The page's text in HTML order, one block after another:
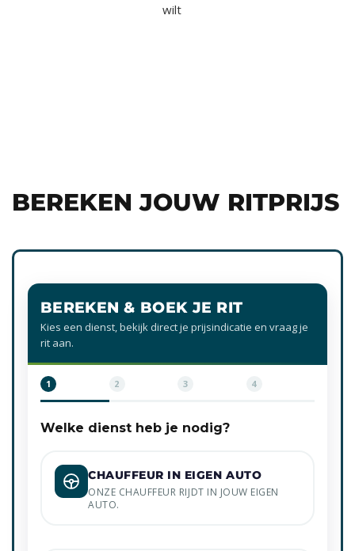
wilt
BEREKEN JOUW RITPRIJS
BEREKEN & BOEK JE RIT
Kies een dienst, bekijk direct je prijsindicatie en vraag je
rit aan.
1 2 3 4
Welke dienst heb je nodig?
CHAUFFEUR IN EIGEN AUTO
ONZE CHAUFFEUR RIJDT IN JOUW EIGEN
AUTO.